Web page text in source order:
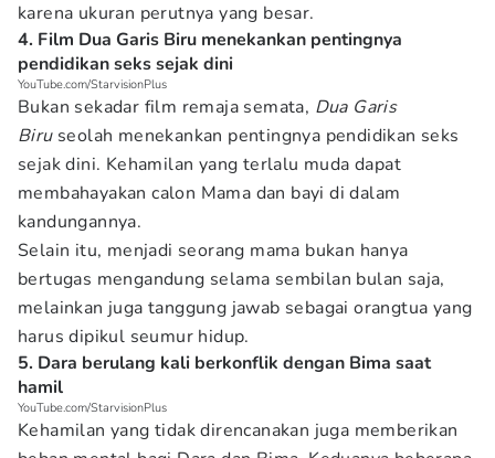
karena ukuran perutnya yang besar.
4. Film Dua Garis Biru menekankan pentingnya
pendidikan seks sejak dini
YouTube.com/StarvisionPlus
Bukan sekadar film remaja semata, Dua Garis
Biru seolah menekankan pentingnya pendidikan seks
sejak dini. Kehamilan yang terlalu muda dapat
membahayakan calon Mama dan bayi di dalam
kandungannya.
Selain itu, menjadi seorang mama bukan hanya
bertugas mengandung selama sembilan bulan saja,
melainkan juga tanggung jawab sebagai orangtua yang
harus dipikul seumur hidup.
5. Dara berulang kali berkonflik dengan Bima saat
hamil
YouTube.com/StarvisionPlus
Kehamilan yang tidak direncanakan juga memberikan